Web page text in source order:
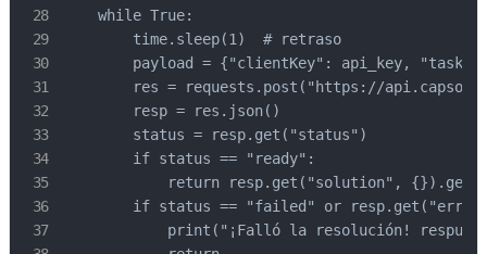
    while True:
        time.sleep(1)  # retraso
payload = {"clientKey": api_key,
res = requests.post("https://
        resp = res.json()
        status = resp.get("status")
        if status == "ready":
return resp.get("solution",
if status == "failed" or
print("¡Falló la resolución!